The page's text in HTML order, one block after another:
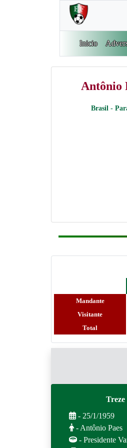
Inicio
Antônio
Brasil -
Mandante
Visitante
Total
Treze
- 25/1/1959
- Antônio Paes
- Presidente